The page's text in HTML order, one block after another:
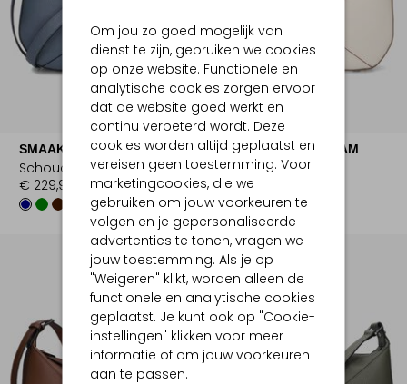
Om jou zo goed mogelijk van
dienst te zijn, gebruiken we cookies
op onze website. Functionele en
analytische cookies zorgen ervoor
dat de website goed werkt en
continu verbeterd wordt. Deze
cookies worden altijd geplaatst en
vereisen geen toestemming. Voor
marketingcookies, die we
gebruiken om jouw voorkeuren te
volgen en je gepersonaliseerde
advertenties te tonen, vragen we
jouw toestemming. Als je op
"Weigeren" klikt, worden alleen de
functionele en analytische cookies
geplaatst. Je kunt ook op "Cookie-
instellingen" klikken voor meer
informatie of om jouw voorkeuren
aan te passen.
SMAAK AMSTERDAM
Schoudertas
€ 229,99
SMAAK AMSTERDAM
Schoudertas
€ 229,99